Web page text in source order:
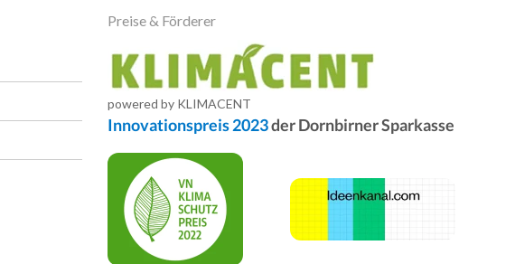
Preise & Förderer
powered by KLIMACENT
Innovationspreis 2023der Dornbirner Sparkasse